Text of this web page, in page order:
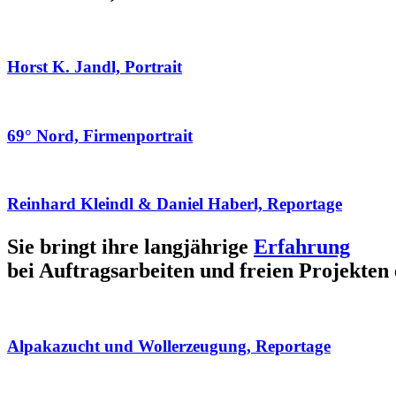
Horst K. Jandl, Portrait
69° Nord, Firmenportrait
Reinhard Kleindl & Daniel Haberl, Reportage
Sie bringt ihre langjährige Erfahrung
bei Auftragsarbeiten und freien Projekten
Alpakazucht und Wollerzeugung, Reportage